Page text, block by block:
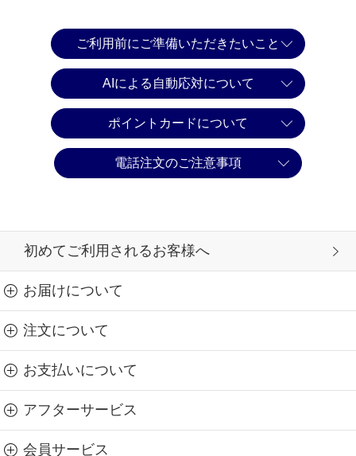
ご利用前にご準備いただきたいこと
AIによる自動応対について
ポイントカードについて
電話注文のご注意事項
初めてご利用されるお客様へ
お届けについて
注文について
お支払いについて
アフターサービス
会員サービス